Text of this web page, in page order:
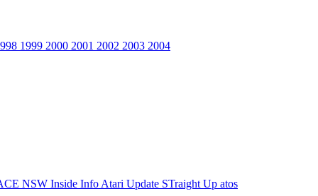
1999 2000 2001 2002 2003 2004
NSW Inside Info Atari Update STraight Up atos